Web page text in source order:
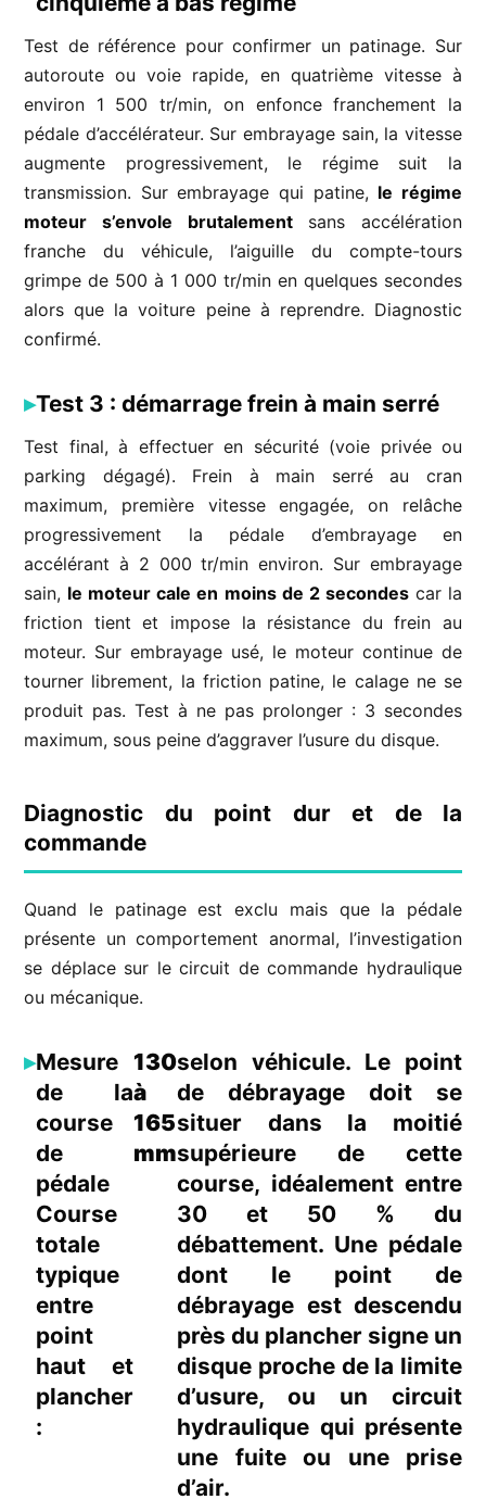
Test de référence pour confirmer un patinage. Sur
autoroute ou voie rapide, en quatrième vitesse à
environ 1 500 tr/min, on enfonce franchement la
pédale d’accélérateur. Sur embrayage sain, la vitesse
augmente progressivement, le régime suit la
transmission. Sur embrayage qui patine, le régime
moteur s’envole brutalementsans accélération
franche du véhicule, l’aiguille du compte-tours
grimpe de 500 à 1 000 tr/min en quelques secondes
alors que la voiture peine à reprendre. Diagnostic
confirmé.
Test 3 : démarrage frein à main serré
Test final, à effectuer en sécurité (voie privée ou
parking dégagé). Frein à main serré au cran
maximum, première vitesse engagée, on relâche
progressivement la pédale d’embrayage en
accélérant à 2 000 tr/min environ. Sur embrayage
sain, le moteur cale en moins de 2 secondescar la
friction tient et impose la résistance du frein au
moteur. Sur embrayage usé, le moteur continue de
tourner librement, la friction patine, le calage ne se
produit pas. Test à ne pas prolonger : 3 secondes
maximum, sous peine d’aggraver l’usure du disque.
Diagnostic du point dur et de la
commande
Quand le patinage est exclu mais que la pédale
présente un comportement anormal, l’investigation
se déplace sur le circuit de commande hydraulique
ou mécanique.
Mesure
de la
course
de
pédale
Course
totale
typique
entre
point
haut et
plancher
:
130
à
165
mm
selon véhicule. Le point
de débrayage doit se
situer dans la moitié
supérieure de cette
course, idéalement entre
30 et 50 % du
débattement. Une pédale
dont le point de
débrayage est descendu
près du plancher signe un
disque proche de la limite
d’usure, ou un circuit
hydraulique qui présente
une fuite ou une prise
d’air.